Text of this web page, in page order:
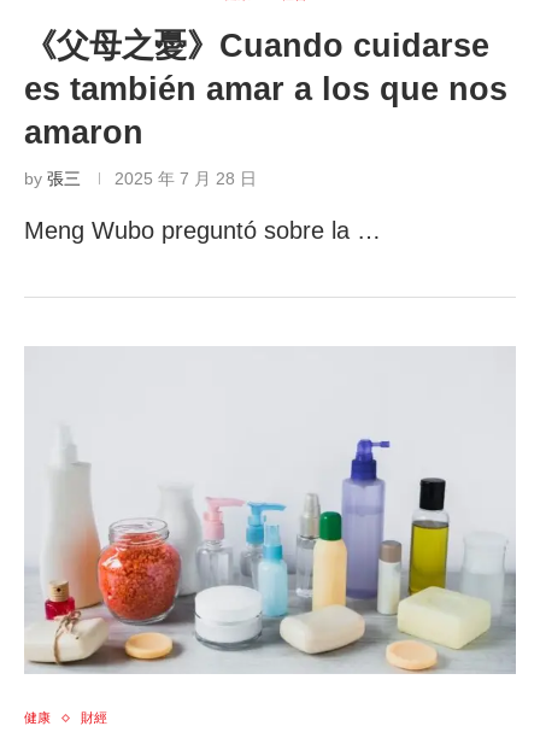
《父母之憂》Cuando cuidarse
es también amar a los que nos
amaron
by 張三 2025 年 7 月 28 日
Meng Wubo preguntó sobre la …
健康 財經